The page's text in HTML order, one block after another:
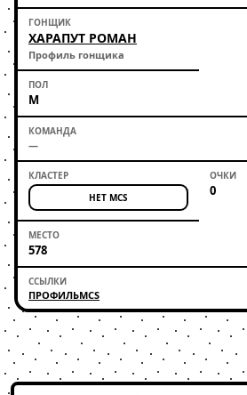
ХАРАПУТ РОМАН
Профиль гонщика
М
—
НЕТ MCS 0
578
ПРОФИЛЬMCS